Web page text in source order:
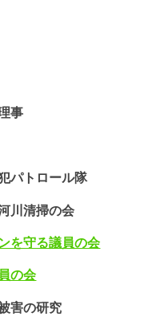
事
パトロール隊
川清掃の会
を守る議員の会
の会
害の研究